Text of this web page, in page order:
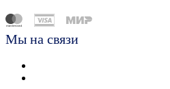
Мы на связи